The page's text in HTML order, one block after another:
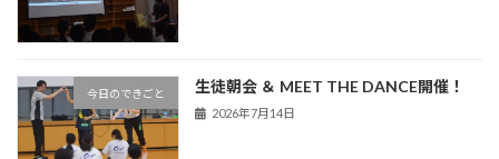
今日のできごと 生徒朝会 ＆ MEET THE DANCE開催！
2026年7月14日